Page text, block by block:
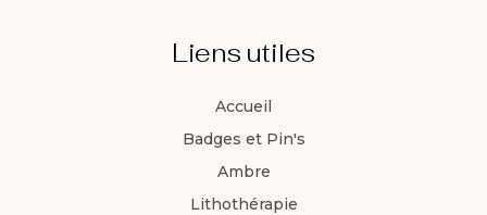
Liens utiles
Accueil
Badges et Pin's
Ambre
Lithothérapie